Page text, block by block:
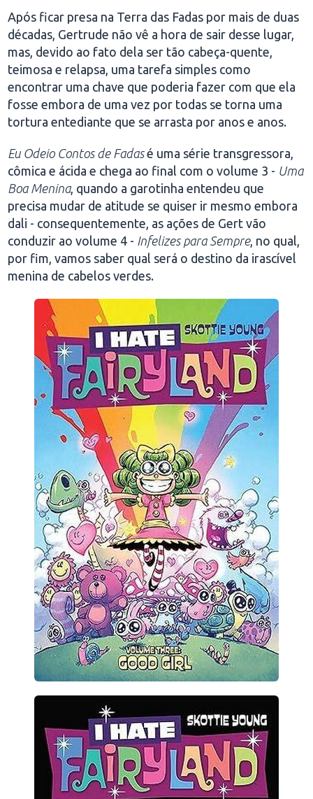
Após ficar presa na Terra das Fadas por mais de duas
décadas, Gertrude não vê a hora de sair desse lugar,
mas, devido ao fato dela ser tão cabeça-quente,
teimosa e relapsa, uma tarefa simples como
encontrar uma chave que poderia fazer com que ela
fosse embora de uma vez por todas se torna uma
tortura entediante que se arrasta por anos e anos.
Eu Odeio Contos de Fadasé uma série transgressora,
cômica e ácida e chega ao final com o volume 3 - Uma
Boa Menina, quando a garotinha entendeu que
precisa mudar de atitude se quiser ir mesmo embora
dali - consequentemente, as ações de Gert vão
conduzir ao volume 4 - Infelizes para Sempre, no qual,
por fim, vamos saber qual será o destino da irascível
menina de cabelos verdes.